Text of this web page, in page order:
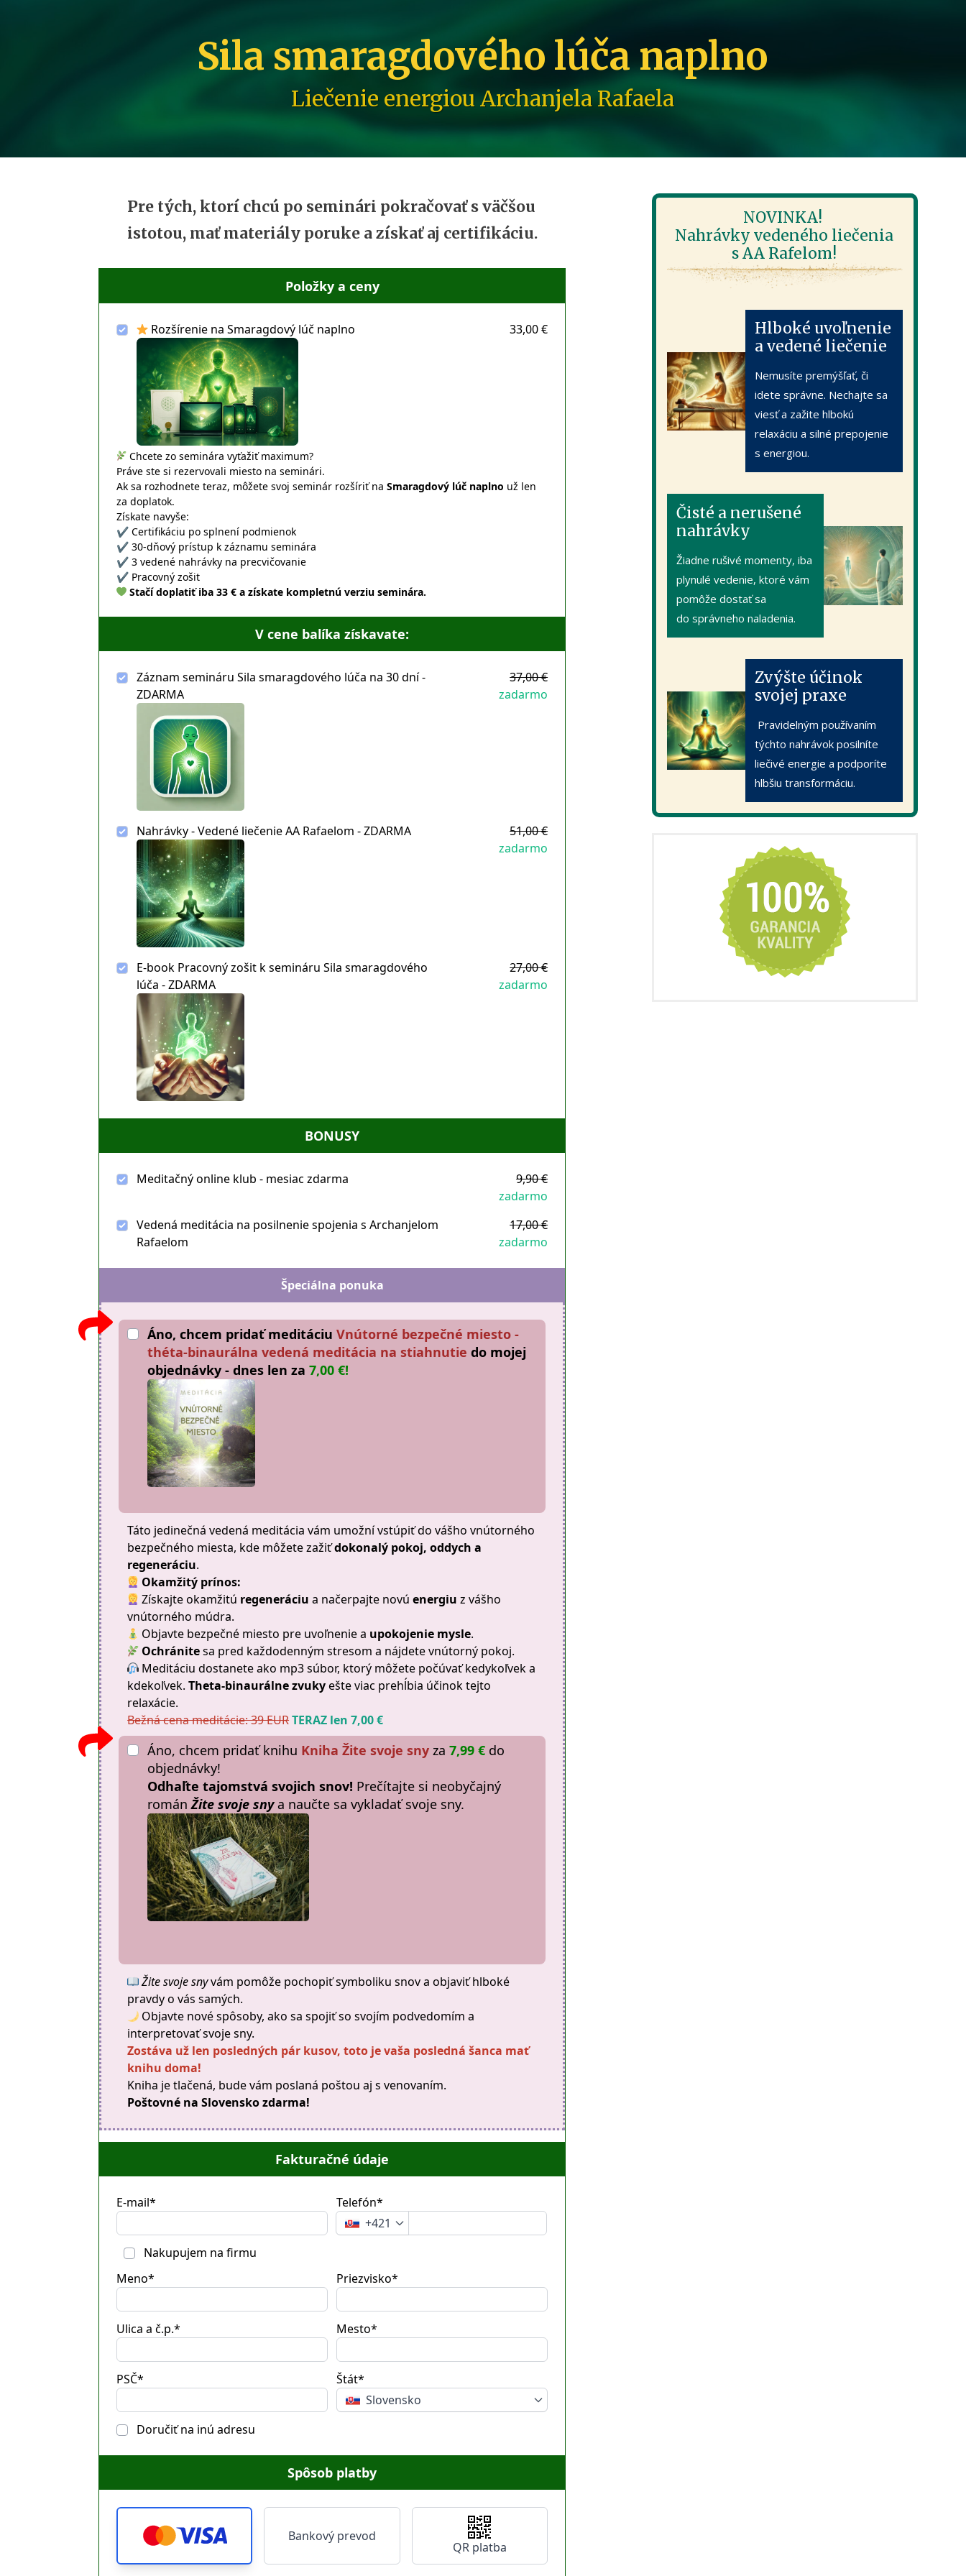
Sila smaragdového lúča naplno
Liečenie energiou Archanjela Rafaela
Pre tých, ktorí chcú po seminári pokračovať s väčšou
istotou, mať materiály poruke a získať aj certifikáciu.
Položky a ceny
Rozšírenie na Smaragdový lúč naplno 33,00 €
Chcete zo seminára vyťažiť maximum?
Práve ste si rezervovali miesto na seminári.
Ak sa rozhodnete teraz, môžete svoj seminár rozšíriť naSmaragdový lúč naplno už len
za doplatok.
Získate navyše:
✔ Certifikáciu po splnení podmienok
✔ 30-dňový prístup k záznamu seminára
✔ 3 vedené nahrávky na precvičovanie
✔ Pracovný zošit
Stačí doplatiť iba 33 € a získate kompletnú verziu seminára.
V cene balíka získavate:
Záznam semináru Sila smaragdového lúča na 30 dní -
ZDARMA
37,00 €
zadarmo
Nahrávky - Vedené liečenie AA Rafaelom - ZDARMA
51,00 €
zadarmo
E-book Pracovný zošit k semináru Sila smaragdového
lúča - ZDARMA
27,00 €
zadarmo
BONUSY
Meditačný online klub - mesiac zdarma
9,90 €
zadarmo
Vedená meditácia na posilnenie spojenia s Archanjelom
Rafaelom
17,00 €
zadarmo
Špeciálna ponuka
Áno, chcem pridať meditáciuVnútorné bezpečné miesto -
théta-binaurálna vedená meditácia na stiahnutiedo mojej
objednávky - dnes len za7,00 €!
Táto jedinečná vedená meditácia vám umožní vstúpiť do vášho vnútorného
bezpečného miesta, kde môžete zažiťdokonalý pokoj, oddych a
regeneráciu.
Okamžitý prínos:
Získajte okamžitú regeneráciua načerpajte novúenergiuz vášho
vnútorného múdra.
Objavte bezpečné miesto pre uvoľnenie a upokojenie mysle.
Ochránitesa pred každodenným stresom a nájdete vnútorný pokoj.
Meditáciu dostanete ako mp3 súbor, ktorý môžete počúvať kedykoľvek a
kdekoľvek.Theta-binaurálne zvukyešte viac prehĺbia účinok tejto
relaxácie.
Bežná cena meditácie: 39 EURTERAZ len 7,00 €
Áno, chcem pridať knihu Kniha Žite svoje sny za7,99 € do
objednávky!
Odhaľte tajomstvá svojich snov! Prečítajte si neobyčajný
románŽite svoje snya naučte sa vykladať svoje sny.
Žite svoje snyvám pomôže pochopiť symboliku snov a objaviť hlboké
pravdy o vás samých.
Objavte nové spôsoby, ako sa spojiť so svojím podvedomím a
interpretovať svoje sny.
Zostáva už len posledných pár kusov, toto je vaša posledná šanca mať
knihu doma!
Kniha je tlačená, bude vám poslaná poštou aj s venovaním.
Poštovné na Slovensko zdarma!
Fakturačné údaje
E-mail*
Telefón*
+421
Nakupujem na firmu
Meno*
Priezvisko*
Ulica a č.p.* Mesto*
PSČ*
Štát*
Slovensko
Doručiť na inú adresu
Spôsob platby
Bankový prevod
QR platba
NOVINKA!
Nahrávky vedeného liečenia
s AA Rafelom!
Hlboké uvoľnenie
a vedené liečenie
Nemusíte premýšľať, či
idete správne. Nechajte sa
viesť a zažite hlbokú
relaxáciu a silné prepojenie
s energiou.
Čisté a nerušené
nahrávky
Žiadne rušivé momenty, iba
plynulé vedenie, ktoré vám
pomôže dostať sa
do správneho naladenia.
Zvýšte účinok
svojej praxe
Pravidelným používaním
týchto nahrávok posilníte
liečivé energie a podporíte
hlbšiu transformáciu.